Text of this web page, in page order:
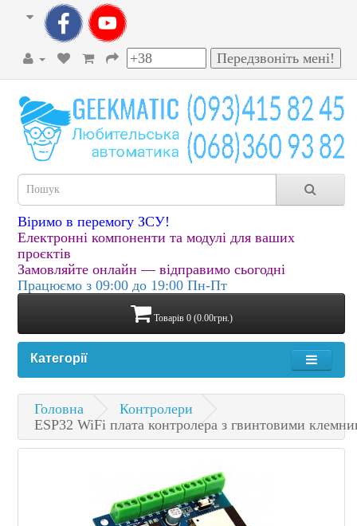
Віримо в перемогу ЗСУ!
Електронні компоненти та модулі для ваших
проєктів
Замовляйте онлайн — відправимо сьогодні
Працюємо з 09:00 до 19:00 Пн-Пт
Товарів 0 (0.00грн.)
Категорії
Головна
Контролери
ESP32 WiFi плата контролера з гвинтовими